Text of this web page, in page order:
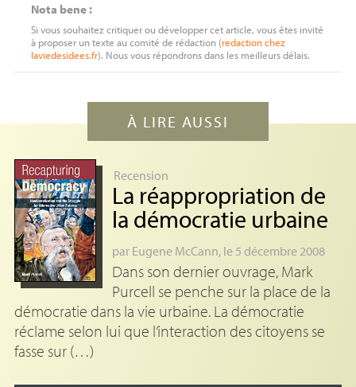
Nota bene :
Si vous souhaitez critiquer ou développer cet article, vous êtes invité
à proposer un texte au comité de rédaction (redactionchez
laviedesidees.fr). Nous vous répondrons dans les meilleurs délais.
À LIRE AUSSI
Recension
La réappropriation de
la démocratie urbaine
par Eugene McCann, le 5 décembre 2008
Dans son dernier ouvrage, Mark
Purcell se penche sur la place de la
démocratie dans la vie urbaine. La démocratie
réclame selon lui que l’interaction des citoyens se
fasse sur (…)